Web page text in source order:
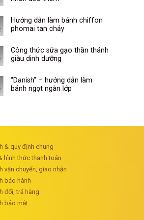
Hướng dẫn làm bánh chiffon
phomai tan chảy
Công thức sữa gạo thần thánh
giàu dinh dưỡng
“Danish” – hướng dẫn làm
bánh ngọt ngàn lớp
& quy định chung
hình thức thanh toán
vận chuyển, giao nhận
bảo hành
đổi, trả hàng
bảo mật